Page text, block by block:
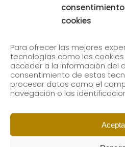
cookies
Para ofrecer las mejores
tecnologías como las
acceder a la información del
consentimiento de estas
procesar datos como el
navegación o las
Subscribe to our newsletter
email.